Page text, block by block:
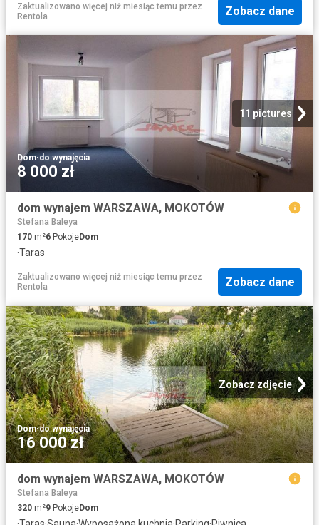
Zaktualizowano więcej niż miesiąc temu przez
Rentola
Zobacz dane
11 pictures
Dom·do wynajęcia
8 000 zł
dom wynajem WARSZAWA, MOKOTÓW
Stefana Baleya
170 m²6 PokojeDom
·Taras
Zaktualizowano więcej niż miesiąc temu przez
Rentola
Zobacz dane
Zobacz zdjęcie
Dom·do wynajęcia
16 000 zł
dom wynajem WARSZAWA, MOKOTÓW
Stefana Baleya
320 m²9 PokojeDom